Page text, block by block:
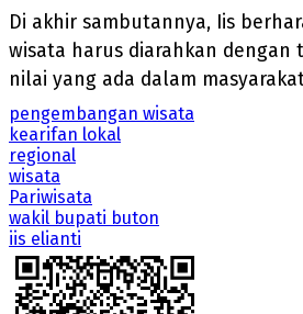
Di akhir sambutannya, Iis
wisata harus diarahkan dengan
nilai yang ada dalam
pengembangan wisata
kearifan lokal
regional
wisata
Pariwisata
wakil bupati buton
iis elianti